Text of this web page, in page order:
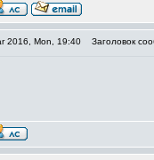
2016, Mon, 19:40 Заголовок